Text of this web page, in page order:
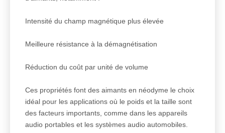
Intensité du champ magnétique plus élevée
Meilleure résistance à la démagnétisation
Réduction du coût par unité de volume
Ces propriétés font des aimants en néodyme le choix
idéal pour les applications où le poids et la taille sont
des facteurs importants, comme dans les appareils
audio portables et les systèmes audio automobiles.